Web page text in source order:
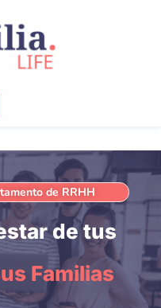
de RRHH
de tus
Familias